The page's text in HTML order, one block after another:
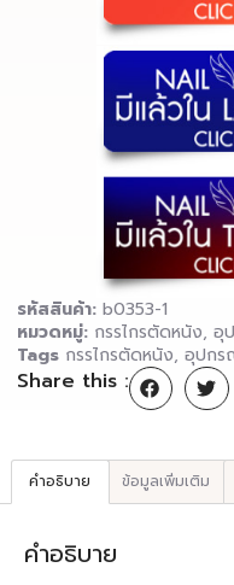
รหัสสินค้า: b0353-1
หมวดหมู่: กรรไกรตัดหนัง, อุ
Tags กรรไกรตัดหนัง, อุปก
Share this :
คำอธิบาย ข้อมูลเพิ่มเติม
คำอธิบาย